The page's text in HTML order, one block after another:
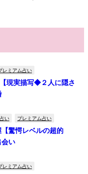
レミアム占い
現実描写◆２人に隠さ
い プレミアム占い
驚愕レベルの超的
会い
レミアム占い